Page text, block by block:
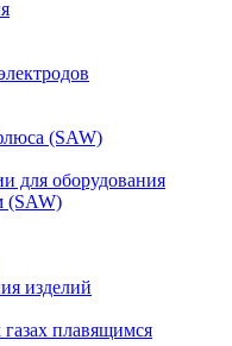
(SAW)
для оборудования
(SAW)
изделий
плавящимся